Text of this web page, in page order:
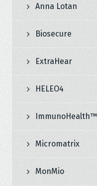
Anna Lotan
Biosecure
ExtraHear
HELEO4
ImmunoHealth™
Micromatrix
MonMio